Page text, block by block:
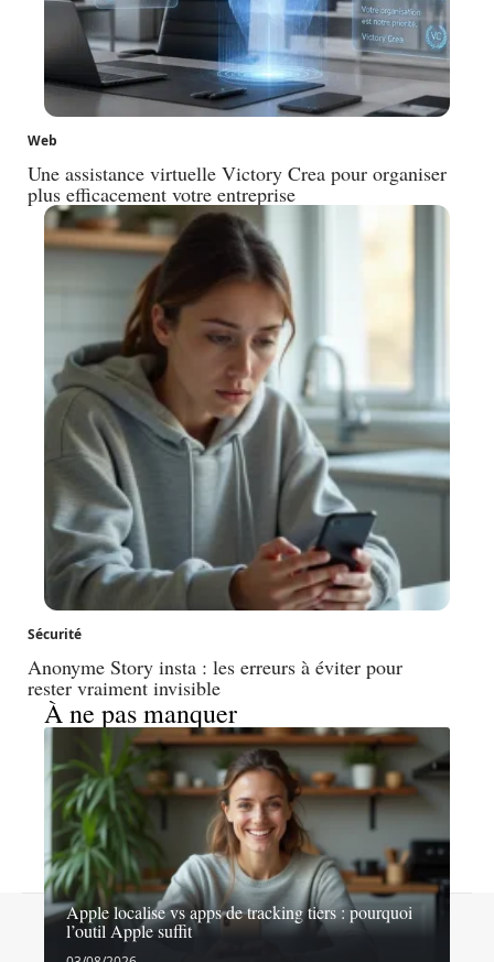
Web
Une assistance virtuelle Victory Crea pour organiser
plus efficacement votre entreprise
Sécurité
Anonyme Story insta : les erreurs à éviter pour
rester vraiment invisible
À ne pas manquer
Apple localise vs apps de tracking tiers : pourquoi
l’outil Apple suffit
Contact Mentions légales Sitemap